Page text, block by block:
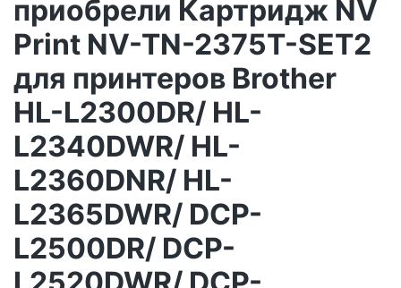
приобрели Картридж NV
Print NV-TN-2375T-SET2
для принтеров Brother
HL-L2300DR/ HL-
L2340DWR/ HL-
L2360DNR/ HL-
L2365DWR/ DCP-
L2500DR/ DCP-